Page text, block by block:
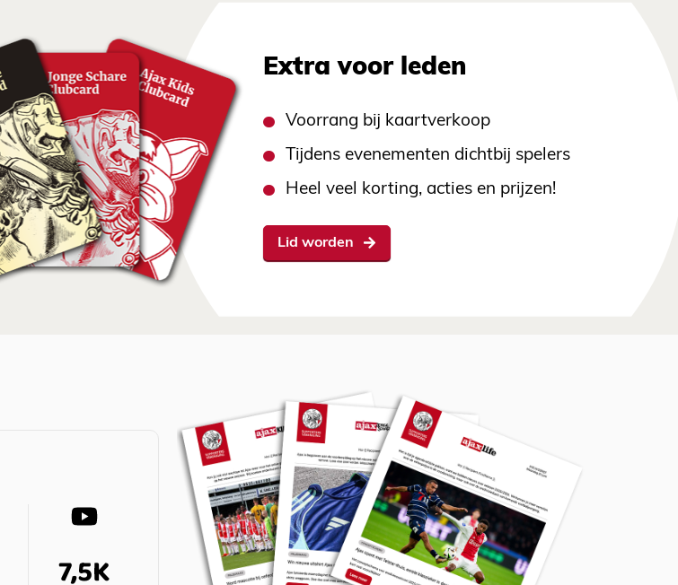
Extra voor leden
Voorrang bij kaartverkoop
Tijdens evenementen dichtbij spelers
Heel veel korting, acties en prijzen!
Lid worden
7,5K